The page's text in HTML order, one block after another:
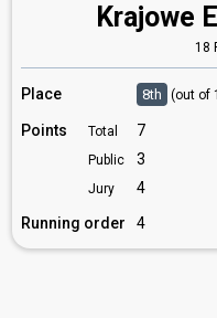
Krajowe
18
Place 8th (out of
Points Total 7
Public 3
Jury
4
Running order
4